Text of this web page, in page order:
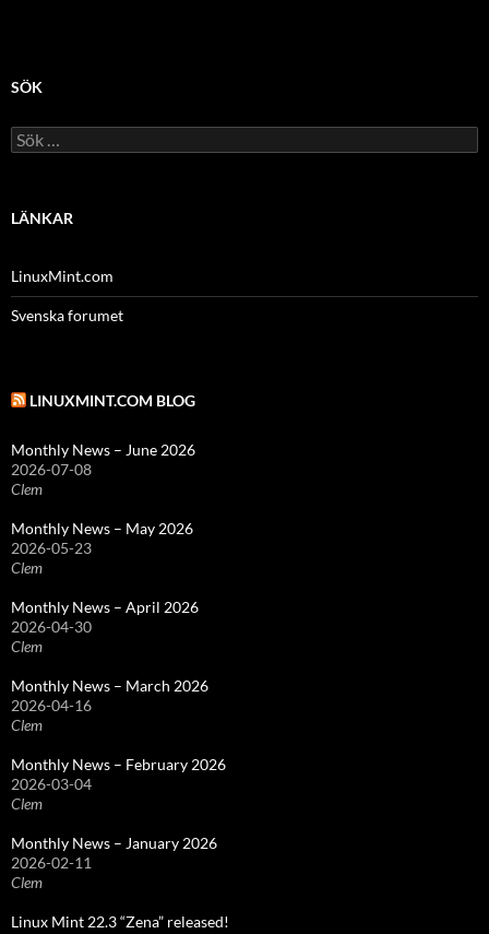
SÖK
Sök
efter:
LÄNKAR
LinuxMint.com
Svenska forumet
LINUXMINT.COM BLOG
Monthly News – June 2026
2026-07-08
Clem
Monthly News – May 2026
2026-05-23
Clem
Monthly News – April 2026
2026-04-30
Clem
Monthly News – March 2026
2026-04-16
Clem
Monthly News – February 2026
2026-03-04
Clem
Monthly News – January 2026
2026-02-11
Clem
Linux Mint 22.3 “Zena” released!